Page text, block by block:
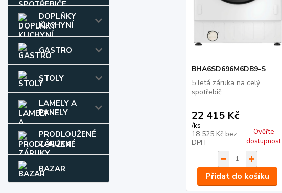
DOPLŇKY
KUCHYNÍ
GASTRO
STOLY
LAMELY A
PANELY
PRODLOUŽENÉ
ZÁRUKY
BAZAR
BHA6SD696M6DB9-S
5 letá záruka na celý
spotřebič
22 415 Kč
/ks
18 525 Kč bez
DPH
Ověřte
dostupnost
Přidat do košíku